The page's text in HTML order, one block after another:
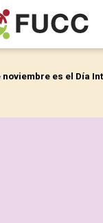
es el Día